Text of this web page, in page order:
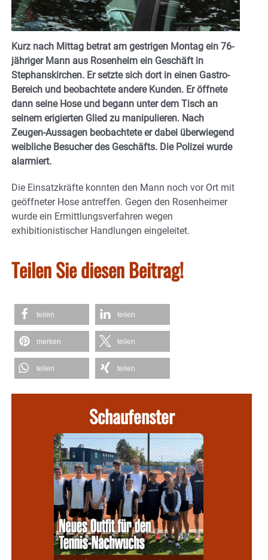
Kurz nach Mittag betrat am gestrigen Montag ein 76-
jähriger Mann aus Rosenheim ein Geschäft in
Stephanskirchen. Er setzte sich dort in einen Gastro-
Bereich und beobachtete andere Kunden. Er öffnete
dann seine Hose und begann unter dem Tisch an
seinem erigierten Glied zu manipulieren. Nach
Zeugen-Aussagen beobachtete er dabei überwiegend
weibliche Besucher des Geschäfts. Die Polizei wurde
alarmiert.
Die Einsatzkräfte konnten den Mann noch vor Ort mit
geöffneter Hose antreffen. Gegen den Rosenheimer
wurde ein Ermittlungsverfahren wegen
exhibitionistischer Handlungen eingeleitet.
Teilen Sie diesen Beitrag!
teilen teilen
merken teilen
teilen teilen
Schaufenster